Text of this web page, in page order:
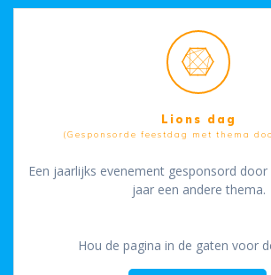
Lions dag
(Gesponsorde feestdag met thema
Een jaarlijks evenement gesponsord
jaar een andere thema.
Hou de pagina in de gaten voor